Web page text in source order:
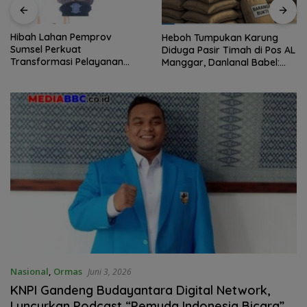
Hibah Lahan Pemprov
Sumsel Perkuat
Transformasi Pelayanan
Heboh Tumpukan Karung
Diduga Pasir Timah di Pos AL
Manggar, Danlanal Babel:
Nasional, Ormas Juni 3, 2026
KNPI Gandeng Budayantara Digital Network,